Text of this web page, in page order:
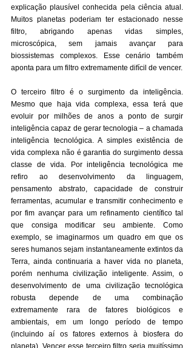
explicação plausível conhecida pela ciência atual.
Muitos planetas poderiam ter estacionado nesse
filtro, abrigando apenas vidas simples,
microscópica, sem jamais avançar para
biossistemas complexos. Esse cenário também
aponta para um filtro extremamente difícil de vencer.
O terceiro filtro é o surgimento da inteligência.
Mesmo que haja vida complexa, essa terá que
evoluir por milhões de anos a ponto de surgir
inteligência capaz de gerar tecnologia – a chamada
inteligência tecnológica. A simples existência de
vida complexa não é garantia do surgimento dessa
classe de vida. Por inteligência tecnológica me
refiro ao desenvolvimento da linguagem,
pensamento abstrato, capacidade de construir
ferramentas, acumular e transmitir conhecimento e
por fim avançar para um refinamento científico tal
que consiga modificar seu ambiente. Como
exemplo, se imaginarmos um quadro em que os
seres humanos sejam instantaneamente extintos da
Terra, ainda continuaria a haver vida no planeta,
porém nenhuma civilização inteligente. Assim, o
desenvolvimento de uma civilização tecnológica
robusta depende de uma combinação
extremamente rara de fatores biológicos e
ambientais, em um longo período de tempo
(incluindo aí os fatores externos à biosfera do
planeta). Vencer esse terceiro filtro seria muitíssimo